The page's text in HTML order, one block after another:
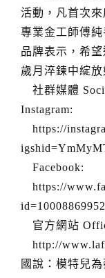
活動，凡首次
專業金工師傅
品牌表示，希
歲月淬鍊中綻
社群媒體
Instagram:
https://
Facebook:
https://
官方網站
http://
國說：模特兒為